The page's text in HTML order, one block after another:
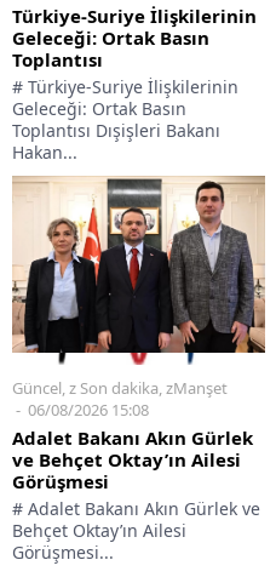
Türkiye-Suriye İlişkilerinin
Geleceği: Ortak Basın
Toplantısı
# Türkiye-Suriye İlişkilerinin
Geleceği: Ortak Basın
Toplantısı Dışişleri Bakanı
Hakan...
Güncel,z Son dakika,zManşet
06/08/2026 15:08
Adalet Bakanı Akın Gürlek
ve Behçet Oktay’ın Ailesi
Görüşmesi
# Adalet Bakanı Akın Gürlek ve
Behçet Oktay’ın Ailesi
Görüşmesi...